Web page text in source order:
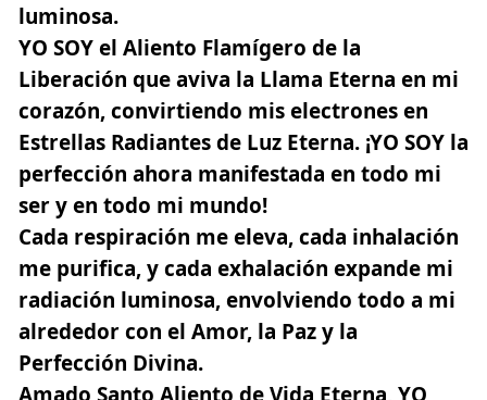
luminosa.
YO SOY el Aliento Flamígero de la
Liberación que aviva la Llama Eterna en mi
corazón, convirtiendo mis electrones en
Estrellas Radiantes de Luz Eterna. ¡YO SOY la
perfección ahora manifestada en todo mi
ser y en todo mi mundo!
Cada respiración me eleva, cada inhalación
me purifica, y cada exhalación expande mi
radiación luminosa, envolviendo todo a mi
alrededor con el Amor, la Paz y la
Perfección Divina.
Amado Santo Aliento de Vida Eterna, YO